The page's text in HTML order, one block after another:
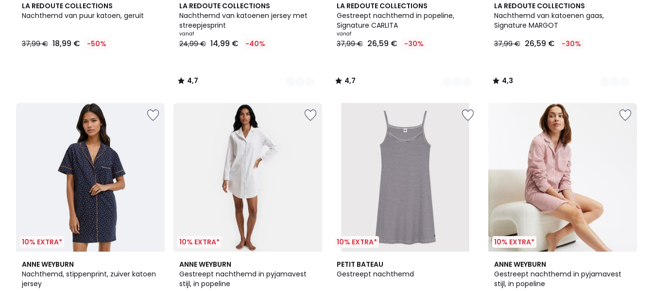
LA REDOUTE COLLECTIONS
Nachthemd van puur katoen, geruit
37,99 € 18,99 € -50%
LA REDOUTE COLLECTIONS
Nachthemd van katoenen jersey met
streepjesprint
vanaf
24,99 € 14,99 € -40%
4,7
/ 5
2
Kleuren
4,7
/
LA REDOUTE COLLECTIONS
Gestreept nachthemd in popeline,
Signature CARLITA
vanaf
37,99 € 26,59 € -30%
4,7
/ 5
2
Kleuren
4,7
/
LA REDOUTE COLLECTIONS
Nachthemd van katoenen gaas,
Signature MARGOT
37,99 € 26,59 € -30%
4,3
/ 5
2
Kleuren
4,3
/
10% EXTRA*
ANNE WEYBURN
Nachthemd, stippenprint, zuiver katoen
jersey
4,5
/ 5
10% EXTRA*
ANNE WEYBURN
Gestreept nachthemd in pyjamavest
stijl, in popeline
4,8
/ 5
10% EXTRA*
PETIT BATEAU
Gestreept nachthemd
5
/
10% EXTRA*
ANNE WEYBURN
Gestreept nachthemd in pyjamavest
stijl, in popeline
4,8
/ 5